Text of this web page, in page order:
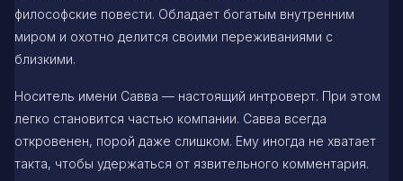
философские повести. Обладает богатым внутренним
миром и охотно делится своими переживаниями с
близкими.
Носитель имени Савва — настоящий интроверт. При этом
легко становится частью компании. Савва всегда
откровенен, порой даже слишком. Ему иногда не хватает
такта, чтобы удержаться от язвительного комментария.